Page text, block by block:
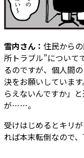
雪内さん： 住民から
所トラブル”について
るのですが、個人間
決をお願いしていま
らえないんですか」
が……。
受けはじめるとキリ
れば本末転倒なので